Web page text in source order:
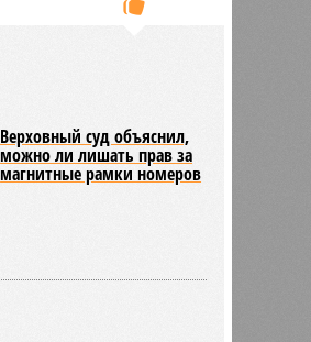
можно ли лишать прав за